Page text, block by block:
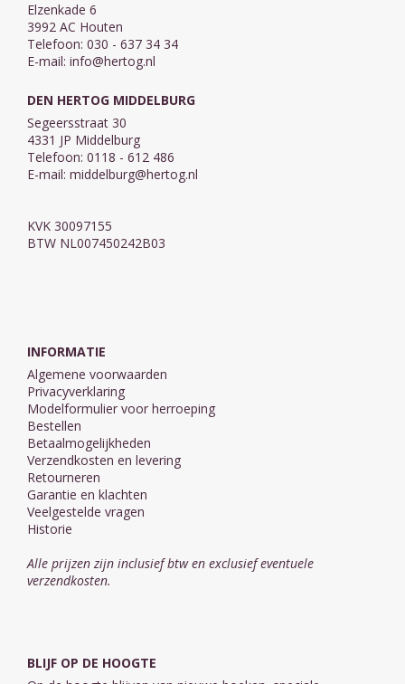
Elzenkade 6
3992 AC Houten
Telefoon: 030 - 637 34 34
E-mail: info@hertog.nl
DEN HERTOG MIDDELBURG
Segeersstraat 30
4331 JP Middelburg
Telefoon: 0118 - 612 486
E-mail: middelburg@hertog.nl
KVK 30097155
BTW NL007450242B03
INFORMATIE
Algemene voorwaarden
Privacyverklaring
Modelformulier voor herroeping
Bestellen
Betaalmogelijkheden
Verzendkosten en levering
Retourneren
Garantie en klachten
Veelgestelde vragen
Historie
Alle prijzen zijn inclusief btw en exclusief eventuele
verzendkosten.
BLIJF OP DE HOOGTE